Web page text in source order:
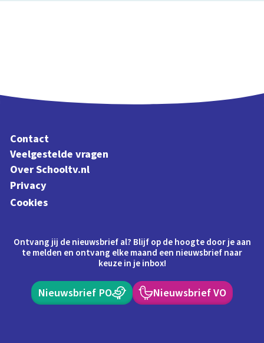
Contact
Veelgestelde vragen
Over Schooltv.nl
Privacy
Cookies
Ontvang jij de nieuwsbrief al? Blijf op de hoogte door je aan
te melden en ontvang elke maand een nieuwsbrief naar
keuze in je inbox!
Nieuwsbrief PO Nieuwsbrief VO